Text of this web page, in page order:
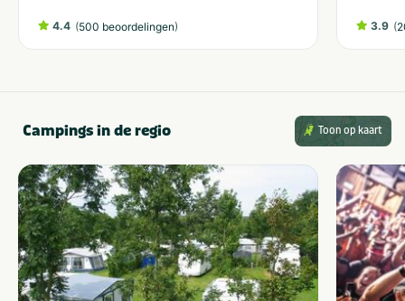
4.4 (500 beoordelingen) 3.9 (
Campings in de regio Toon op kaart